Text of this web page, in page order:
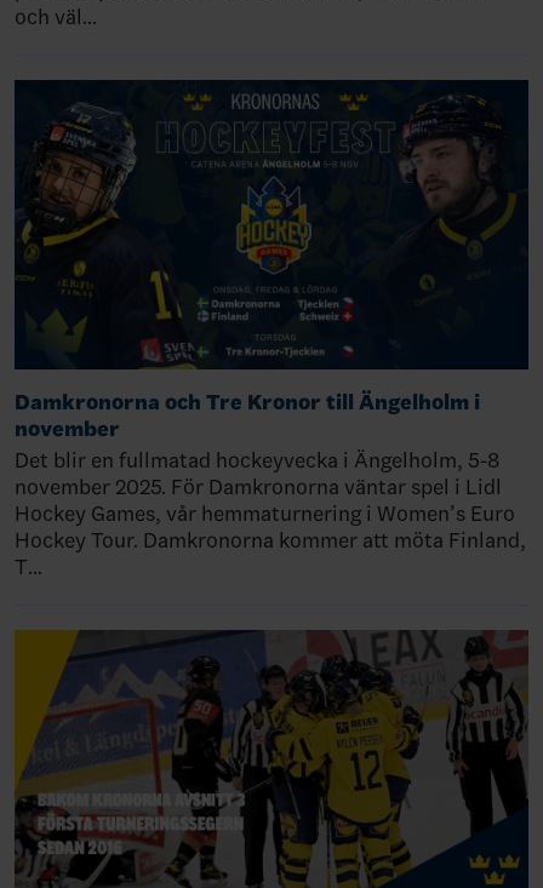
och väl…
Damkronorna och Tre Kronor till Ängelholm i
november
Det blir en fullmatad hockeyvecka i Ängelholm, 5-8
november 2025. För Damkronorna väntar spel i Lidl
Hockey Games, vår hemmaturnering i Women’s Euro
Hockey Tour. Damkronorna kommer att möta Finland,
T…